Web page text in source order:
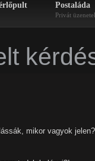
Postaláda
Privát
mikor vagyok jelen?